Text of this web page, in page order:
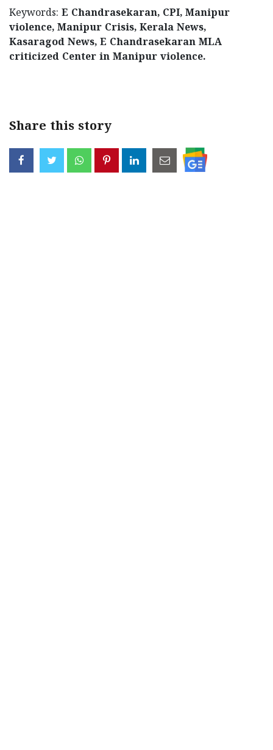
Keywords: E Chandrasekaran, CPI, Manipur
violence, Manipur Crisis, Kerala News,
Kasaragod News, E Chandrasekaran MLA
criticized Center in Manipur violence.
Share this story